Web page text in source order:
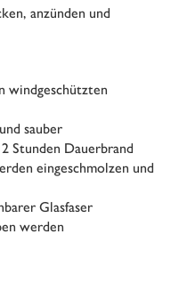
anzünden und
windgeschützten
sauber
Stunden Dauerbrand
eingeschmolzen und
Glasfaser
werden